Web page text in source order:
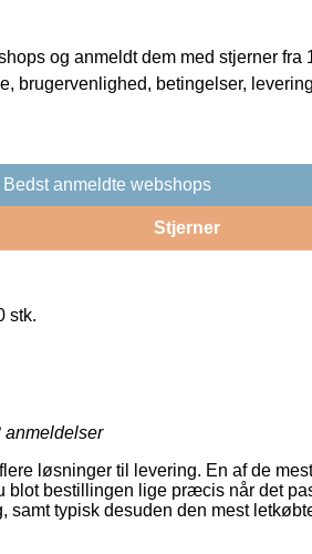
og anmeldt dem med stjerner fra
brugervenlighed, betingelser,
Bedst anmeldte webshops
Stjerner
stk.
anmeldelser
løsninger til levering. En af de
blot bestillingen lige præcis når det
typisk desuden den mest